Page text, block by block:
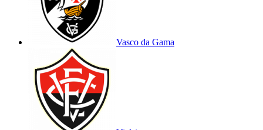
Vasco da Gama